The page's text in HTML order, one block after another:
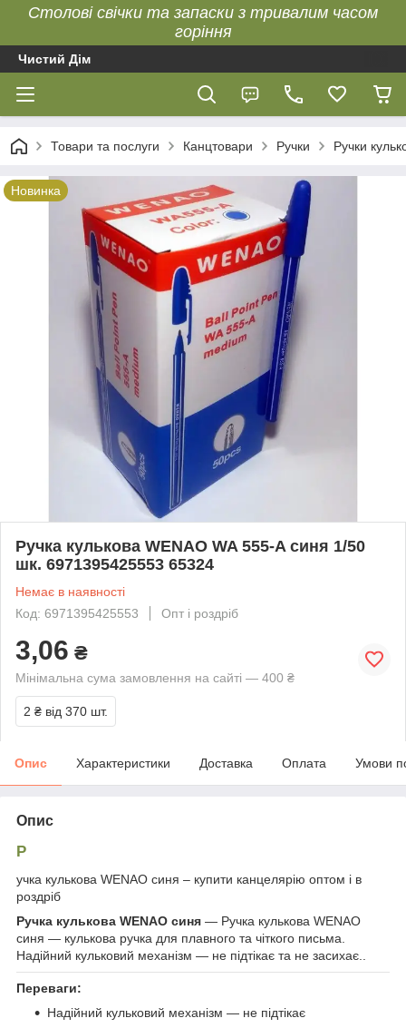
Столові свічки та запаски з тривалим часом
горіння
Чистий Дім
Товари та послуги Канцтовари Ручки Ручки
Новинка
Ручка кулькова WENAO WA 555-A синя 1/50
шк. 6971395425553 65324
Немає в наявності
Код: 6971395425553
Опт і роздріб
3,06 ₴
Мінімальна сума замовлення на сайті — 400 ₴
2 ₴ від 370 шт.
Опис Характеристики Доставка Оплата Умови
Опис
Р
учка кулькова WENAO синя – купити канцелярію оптом і в
роздріб
Ручка кулькова WENAO синя — Ручка кулькова WENAO
синя — кулькова ручка для плавного та чіткого письма.
Надійний кульковий механізм — не підтікає та не засихає..
Переваги:
Надійний кульковий механізм — не підтікає